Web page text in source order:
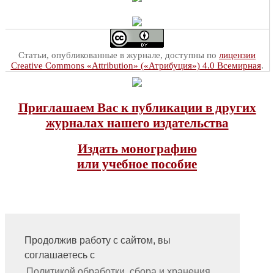
Продолжив работу с сайтом, вы
соглашаетесь с
Статьи, опубликованные в журнале, доступны по лицензии
Creative Commons «Attribution» («Атрибуция») 4.0 Всемирная.
Приглашаем Вас к публикации в других
журналах нашего издательства
Издать монографию
или учебное пособие
На главную
Контакты, учредитель, редакция